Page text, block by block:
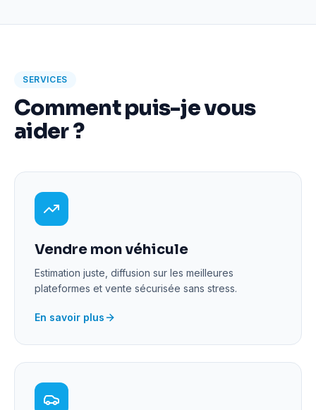
SERVICES
Comment puis-je vous
aider ?
Vendre mon véhicule
Estimation juste, diffusion sur les meilleures
plateformes et vente sécurisée sans stress.
En savoir plus